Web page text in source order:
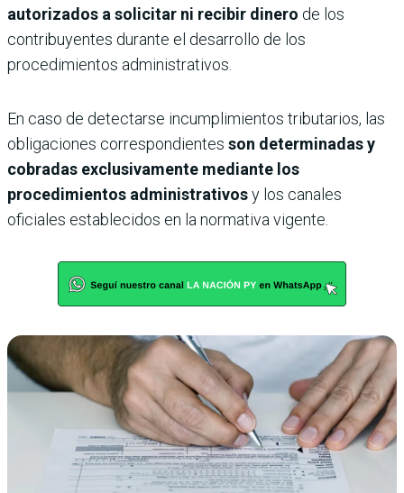
autorizados a solicitar ni recibir dinero de los
contribuyentes durante el desarrollo de los
procedimientos administrativos.
En caso de detectarse incumplimientos tributarios, las
obligaciones correspondientes son determinadas y
cobradas exclusivamente mediante los
procedimientos administrativosy los canales
oficiales establecidos en la normativa vigente.